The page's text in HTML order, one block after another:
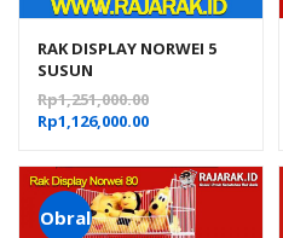
RAK DISPLAY NORWEI 5
SUSUN
Rp1,251,000.00
Rp1,251,000.00.
Rp1,126,000.00Harga
ini
adalah:
Rp1,126,000.00.
Obral